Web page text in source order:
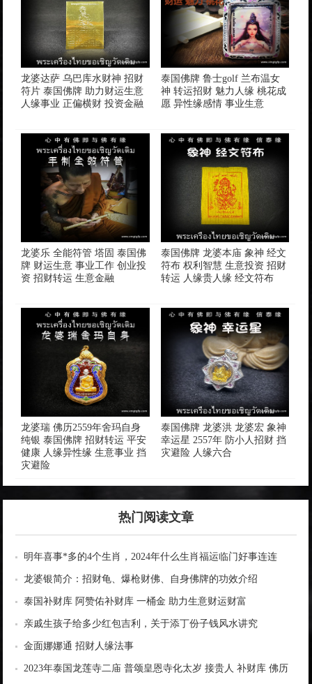
龙婆达萨 乌巴​库水财神 招财
符片 泰国佛牌 助力财运生意
人缘事业 正偏横财 投资金融
泰国佛牌 鲁士golf 兰布温女
神 转运招财 魅力人缘 桃花成
愿 异性缘感情 事业生意
龙婆乐 全能符管 塔固 泰国佛
牌 财运生意 事业工作 创业投
资 招财转运 生意金融
泰国佛牌 龙婆本庙 象神 经文
符布 权利智慧 生意投资 招财
转运 人缘贵人缘 经文符布
龙婆瑞 佛历2559年舍玛自身
纯银 泰国佛牌 招财转运 平安
健康 人缘异性缘 生意事业 挡
灾避险
泰国佛牌 龙婆洪 龙婆宏 象神
幸运星 2557年 防小人招财 挡
灾避险 人缘六合
热门阅读文章
明年喜事*多的4个生肖，2024年什么生肖福运临门好事连连
龙婆银简介：招财龟、爆枪财佛、自身佛牌的功效介绍
泰国补财库 阿赞佑补财库 一桶金 助力生意财运财富
亲戚生孩子给多少红包吉利，关于添丁份子钱风水讲究
金面娜娜通 招财人缘法事
2023年泰国龙莲寺二庙 普颂皇恩寺化太岁 接贵人 补财库 佛历